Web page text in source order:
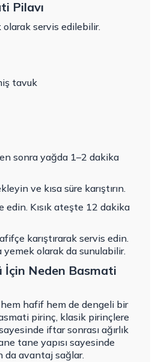
Pilavı
olarak servis edilebilir.
tavuk
sonra yağda 1–2 dakika
ve kısa süre karıştırın.
edin. Kısık ateşte 12 dakika
karıştırarak servis edin.
olarak da sunulabilir.
İçin Neden Basmati
hafif hem de dengeli bir
pirinç, klasik pirinçlere
iftar sonrası ağırlık
tane yapısı sayesinde
da avantaj sağlar.